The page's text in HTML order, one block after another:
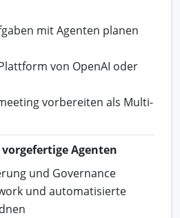
mit Agenten planen
von OpenAI oder
vorbereiten als Multi-
Agenten
und Governance
und automatisierte